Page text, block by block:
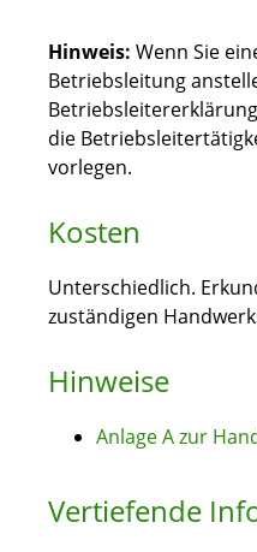
Hinweis: Wenn Sie
Betriebsleitung
die
vorlegen.
Kosten
Unterschiedlich.
zuständigen
Hinweise
Anlage A zur
Vertiefende